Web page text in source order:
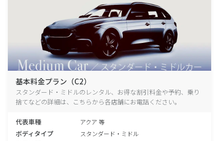
基本料金プラン（C2）
スタンダード・ミドルのレンタル、お得な割引料金や予約、乗り
捨てなどの詳細は、こちらから各店舗にお電話ください。
代表車種 アクア 等
ボディタイプ スタンダード・ミドル